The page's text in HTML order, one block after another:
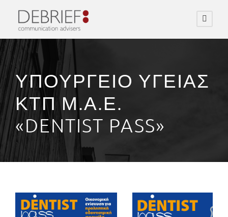
ΥΠΟΥΡΓΕΙΟ ΥΓΕΙΑΣ
ΚΤΠ Μ.Α.Ε.
«DENTIST PASS»